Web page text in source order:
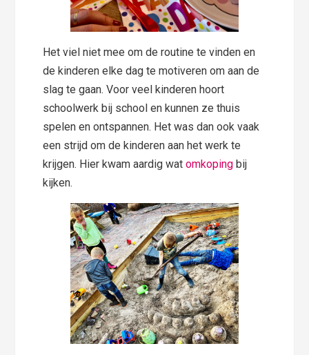
Het viel niet mee om de routine te vinden en
de kinderen elke dag te motiveren om aan de
slag te gaan. Voor veel kinderen hoort
schoolwerk bij school en kunnen ze thuis
spelen en ontspannen. Het was dan ook vaak
een strijd om de kinderen aan het werk te
krijgen. Hier kwam aardig watomkoping bij
kijken.